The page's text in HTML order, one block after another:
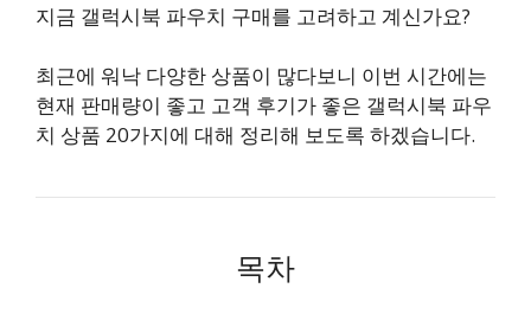
지금 갤럭시북 파우치 구매를 고려하고 계신가요?
최근에 워낙 다양한 상품이 많다보니 이번 시간에는
현재 판매량이 좋고 고객 후기가 좋은 갤럭시북 파우
치 상품 20가지에 대해 정리해 보도록 하겠습니다.
목차